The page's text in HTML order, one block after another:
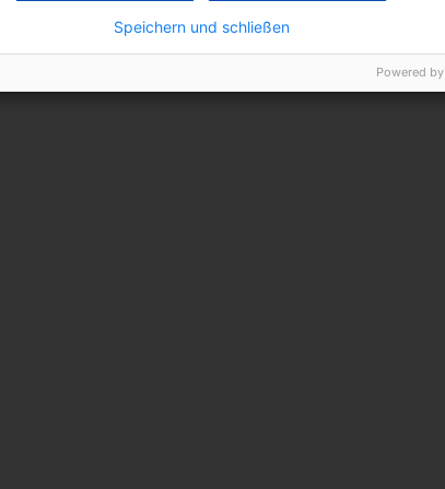
BEITRAG ANSEHEN
Speichern und schließen
Powered by